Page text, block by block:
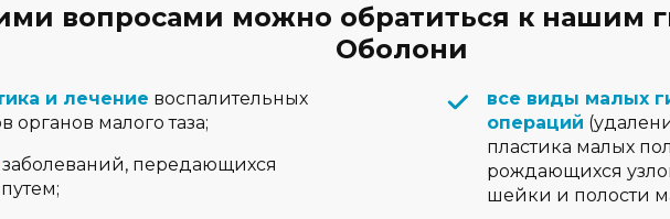
вопросами можно обратиться к нашим
Оболони
и лечение воспалительных
органов малого таза;
заболеваний, передающихся
все виды малых
операций
пластика малых
рождающихся
шейки и полости